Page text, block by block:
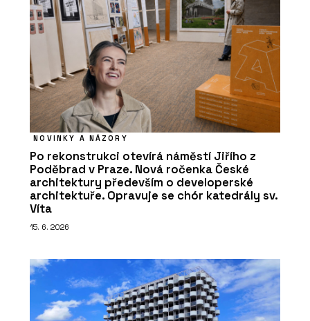
NOVINKY A NÁZORY
Po rekonstrukci otevírá náměstí Jiřího z
Poděbrad v Praze. Nová ročenka České
architektury především o developerské
architektuře. Opravuje se chór katedrály sv.
Víta
15. 6. 2026